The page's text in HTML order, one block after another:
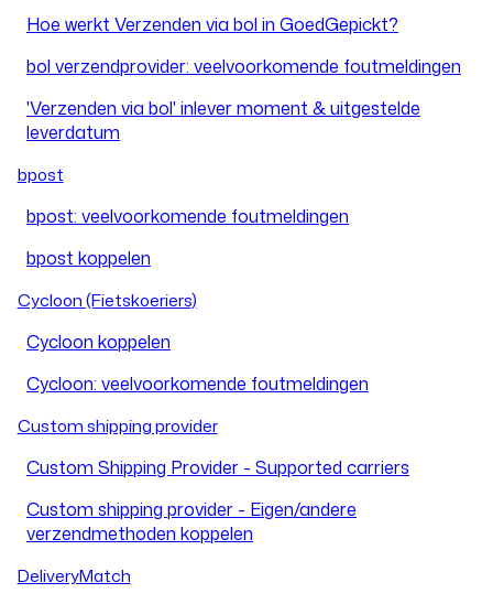
Hoe werkt Verzenden via bol in GoedGepickt?
bol verzendprovider: veelvoorkomende foutmeldingen
'Verzenden via bol' inlever moment & uitgestelde
leverdatum
bpost
bpost: veelvoorkomende foutmeldingen
bpost koppelen
Cycloon (Fietskoeriers)
Cycloon koppelen
Cycloon: veelvoorkomende foutmeldingen
Custom shipping provider
Custom Shipping Provider - Supported carriers
Custom shipping provider - Eigen/andere
verzendmethoden koppelen
DeliveryMatch